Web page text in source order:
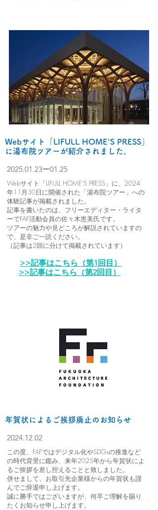
Webサイト「 LIFULL HOME'S PRESS」
に湯布院ツアーが紹介されました。
2025.01.23ー01.25
Webサイト「LIFULL HOME'S PRESS」 に、2024
年11月30日に開催された「湯布院ツアー」への
体験記事が掲載されました。
記事を書いたのは、フリーエディター・ライタ
ーでFAF活動会員の佐々木恵美氏です。
ツアーの魅力や見どころが解説されていますの
で、是非ご一読ください。
​（記事は2回に分けて掲載されています）
>>記事はこちら（第1回目）
>>記事はこちら（第2回目）
​年賀状によるご挨拶廃止のお知らせ
2024.12.02
この度、FAFではデジタル化やSDGsの推進など
の時代背景に鑑み、来年2025年から年賀状によ
るご挨拶を差し控えることと致しました。
併せまして、お取引先企業様からの年賀状も謹
んでご辞退申し上げます。
誠に勝手ではございますが、何卒ご理解を賜り
たくお知らせ申し上げます。